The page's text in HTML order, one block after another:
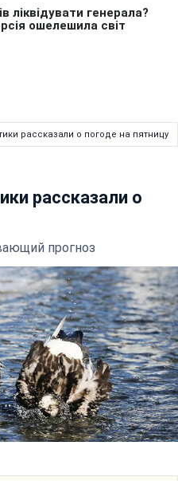
рассказали о погоде на пятницу
рассказали о
прогноз